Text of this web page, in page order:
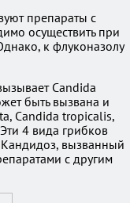
препараты с
осуществить при
к флуконазолу
Candida
быть вызвана и
Candida tropicalis,
4 вида грибков
Кандидоз, вызванный
с другим